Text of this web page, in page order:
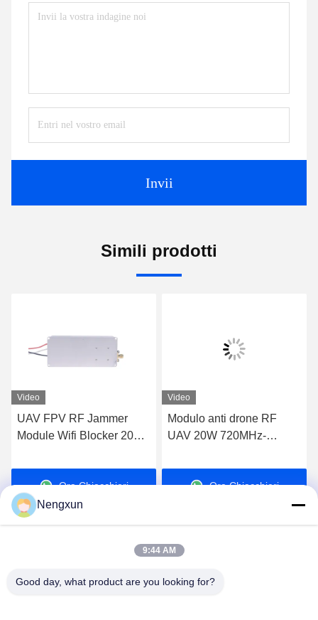
Invii
Simili prodotti
Video
UAV FPV RF Jammer
Module Wifi Blocker 20W
Ora Chiacchieri
Video
Modulo anti drone RF
UAV 20W 720MHz-
Drone Wifi Bluetooth
JammerOra Chiacchieri
Nengxun Communication Technology Co.,Ltd.
Nengxun
9:44 AM
Good day, what product are you looking for?